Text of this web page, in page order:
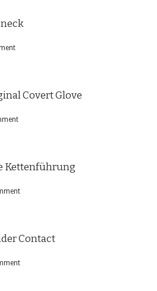
Covert Glove
Kettenführung
Contact